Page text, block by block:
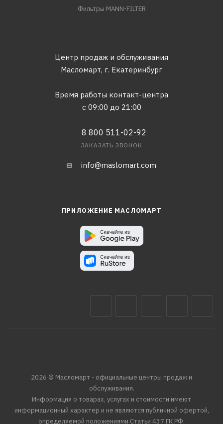
Фильтры MANN-FILTER
Центр продаж и обслуживания
Масломарт, г. Екатеринбург
Время работы контакт-центра
с 09:00 до 21:00
8 800 511-02-92
ЗАКАЗАТЬ ЗВОНОК
info@maslomart.com
ПРИЛОЖЕНИЕ МАСЛОМАРТ
2026 © Масломарт - официальные центры продаж и
обслуживания.
Информация о товарах, услугах и стоимости имеют
информационный характер и не являются публичной офертой,
определяемой положениями Статьи 437 ГК РФ.